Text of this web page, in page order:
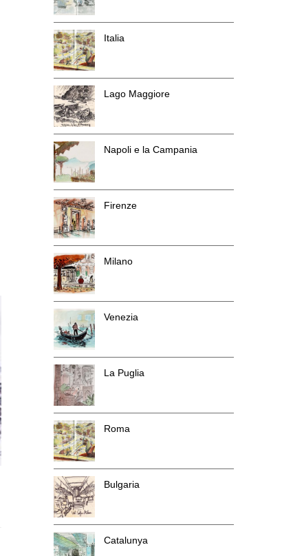
Italia
Lago Maggiore
Napoli e la Campania
Firenze
Milano
Venezia
La Puglia
Roma
Bulgaria
Catalunya